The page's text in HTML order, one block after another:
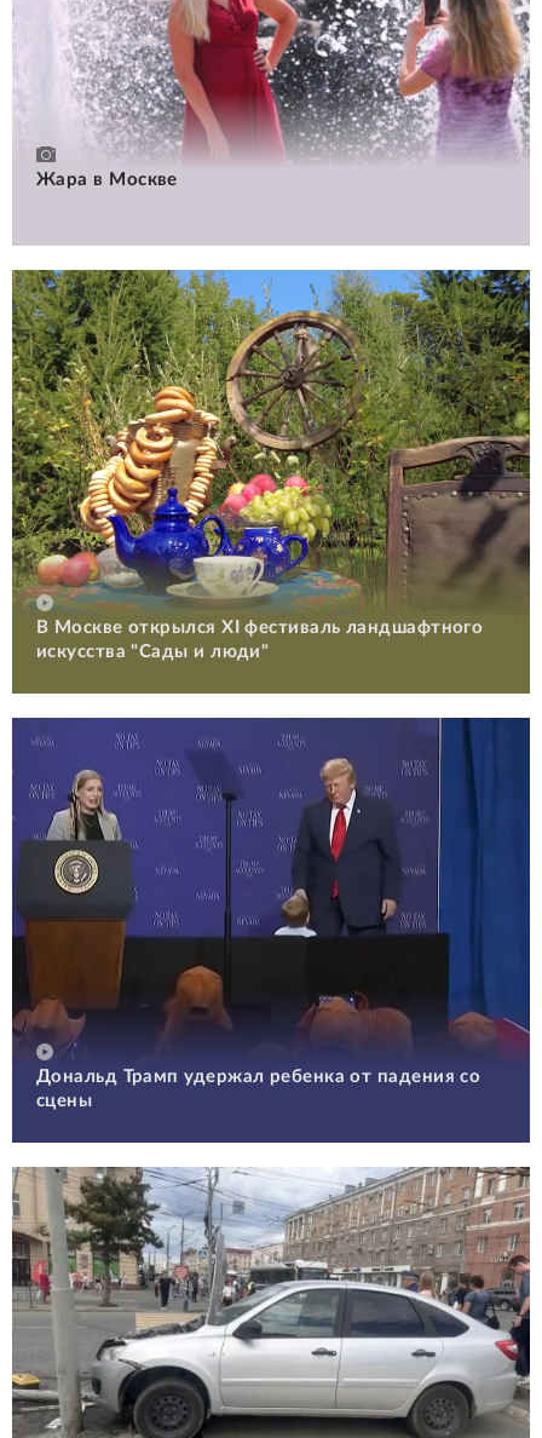
Жара в Москве
В Москве открылся XI фестиваль ландшафтного
искусства "Сады и люди"
Дональд Трамп удержал ребенка от падения со
сцены